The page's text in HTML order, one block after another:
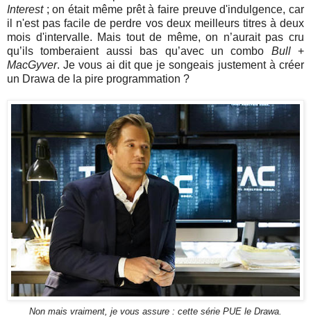
Interest; on était même prêt à faire preuve d'indulgence, car
il n'est pas facile de perdre vos deux meilleurs titres à deux
mois d'intervalle. Mais tout de même, on n’aurait pas cru
qu’ils tomberaient aussi bas qu’avec un combo Bull+
MacGyver. Je vous ai dit que je songeais justement à créer
un Drawa de la pire programmation ?
Non mais vraiment, je vous assure : cette série PUE le Drawa.